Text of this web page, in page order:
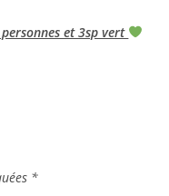
et 3sp vert
*